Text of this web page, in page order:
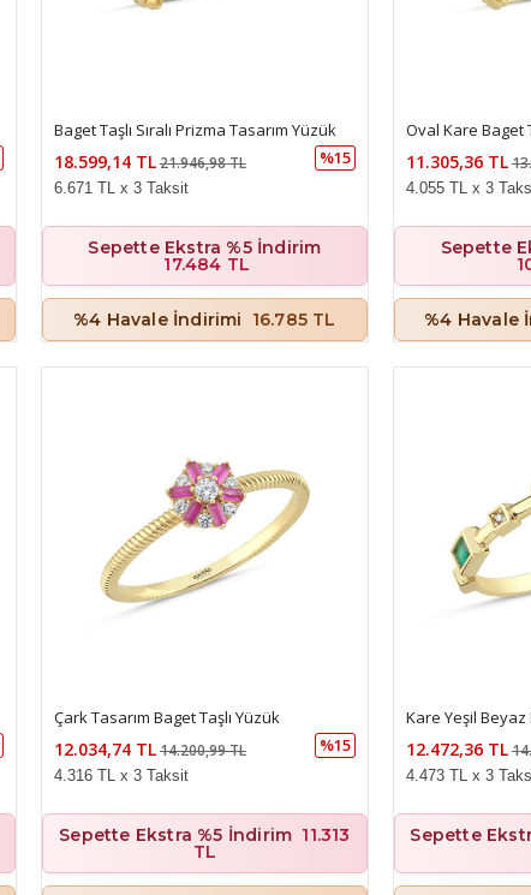
Baget Taşlı Sıralı Prizma Tasarım Yüzük
18.599,14 TL21.946,98 TL %15
6.671 TL x 3 Taksit
Sepette Ekstra %5 İndirim
17.484 TL
%4 Havale İndirimi 16.785 TL
Oval Kare Baget
11.305,36 TL
4.055 TL x 3
Sepette
%4 Havale
Çark Tasarım Baget Taşlı Yüzük
12.034,74 TL14.200,99 TL %15
4.316 TL x 3 Taksit
Sepette Ekstra %5 İndirim 11.313
TL
Kare Yeşil
12.472,36 TL
4.473 TL x 3
Sepette